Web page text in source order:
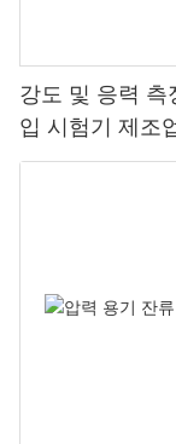
강도 및 응력 측
입 시험기 제조